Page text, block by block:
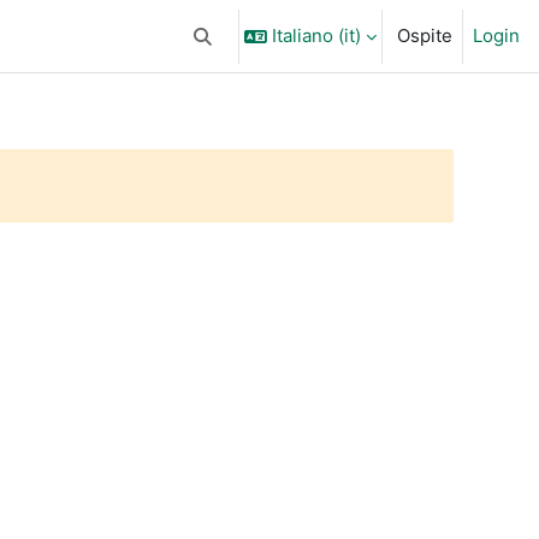
Attiva/disattiva input di ricerca
Italiano ‎(it)‎ Ospite Login